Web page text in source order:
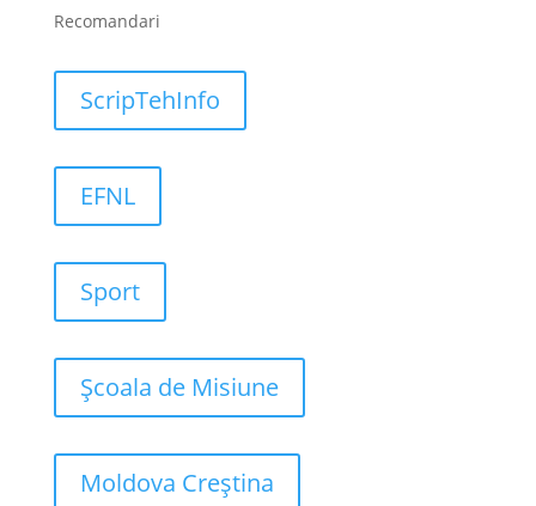
Recomandari
ScripTehInfo
EFNL
Sport
Școala de Misiune
Moldova Creștina